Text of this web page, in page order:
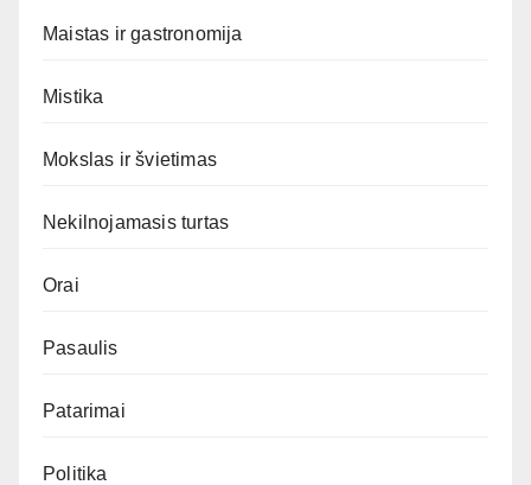
Maistas ir gastronomija
Mistika
Mokslas ir švietimas
Nekilnojamasis turtas
Orai
Pasaulis
Patarimai
Politika